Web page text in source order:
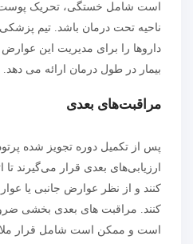
است شامل خستگی، تحریک پوست،
ناحیه تحت درمان باشد. تیم
داروها را برای مدیریت این
بیمار در طول درمان ارائه می دهد.
مراقبت‌های بعدی
پس از تکمیل دوره تجویز شده
ارزیابی‌های بعدی قرار می‌گیرند
کنند و از نظر عوارض جانبی یا
کنند. مراقبت های بعدی بخشی
است و ممکن است شامل قرار